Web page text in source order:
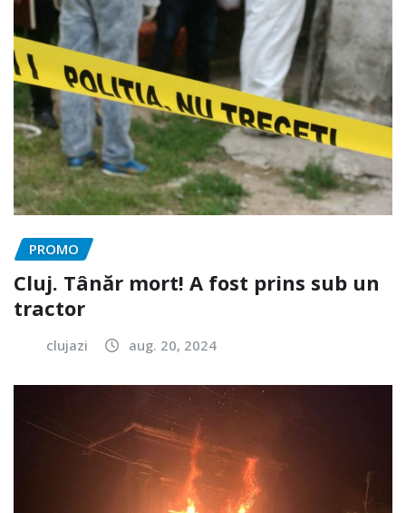
PROMO
Cluj. Tânăr mort! A fost prins sub un
tractor
clujazi aug. 20, 2024